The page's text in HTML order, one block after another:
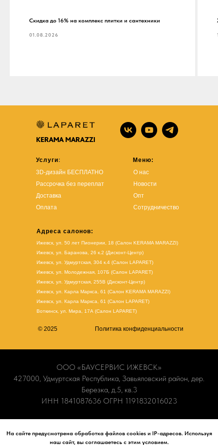
На сайте предусмотрена обработка файлов cookies и IP-адресов. Используя
наш сайт, вы соглашаетесь с этим условием.
Скидка до 16% на комплекс плитки и сантехники
01.08.2026
Услуги:
3D-дизайн БЕСПЛАТНО
Рассрочка без переплат
Доставка
Оплата
Меню:
О нас
Новости
Опт
Сотрудничество
Адреса салонов:
Ижевск, ул. 50 лет Пионерии, 18 (Салон KERAMA MARAZZI)
Ижевск, ул. Баранова, 26 к.2 (Дисконт-Центр)
Ижевск, ул. Удмуртская, 304 к.4 (Салон LAPARET)
Ижевск, ул. Молодежная, 107Б (Салон LAPARET)
Ижевск, ул. Удмуртская, 255В (Дисконт-Центр)
Ижевск, ул. Карла Маркса, 61 (Салон KERAMA MARAZZI)
Ижевск, ул. Карла Маркса, 61 (Салон LAPARET)
Воткинск, ул. Мира, 17А (Салон LAPARET)
© 2025 Политика конфиденциальности
ООО «БАУСЕРВИС ИЖЕВСК»
427000, Удмуртская Республика, Завьяловский район, дер.
Березка, д.5, кв.3
ИНН 1841087636 ОГРН 1191832016023
публичной офертой. Наличие и актуальные цены вы можете